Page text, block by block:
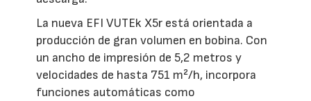
La nueva EFI VUTEk X5r está orientada a
producción de gran volumen en bobina. Con
un ancho de impresión de 5,2 metros y
velocidades de hasta 751 m²/h, incorpora
funciones automáticas como